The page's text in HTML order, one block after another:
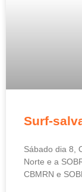
Surf-
Sábado dia 8,
Norte e a
CBMRN e